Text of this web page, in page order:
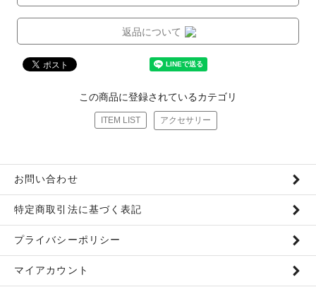
返品について
この商品に登録されているカテゴリ
ITEM LIST アクセサリー
お問い合わせ
特定商取引法に基づく表記
プライバシーポリシー
マイアカウント